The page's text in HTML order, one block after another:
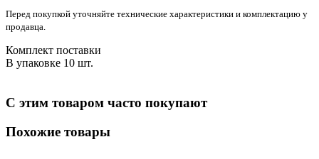
Перед покупкой уточняйте технические характеристики и комплектацию у
продавца.
Комплект поставки
В упаковке 10 шт.
С этим товаром часто покупают
Похожие товары